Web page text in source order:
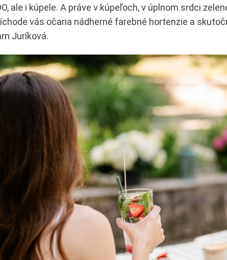
ale i kúpele. A práve v kúpeľoch, v úplnom srdci
vás očaria nádherné farebné hortenzie a
Juríková.